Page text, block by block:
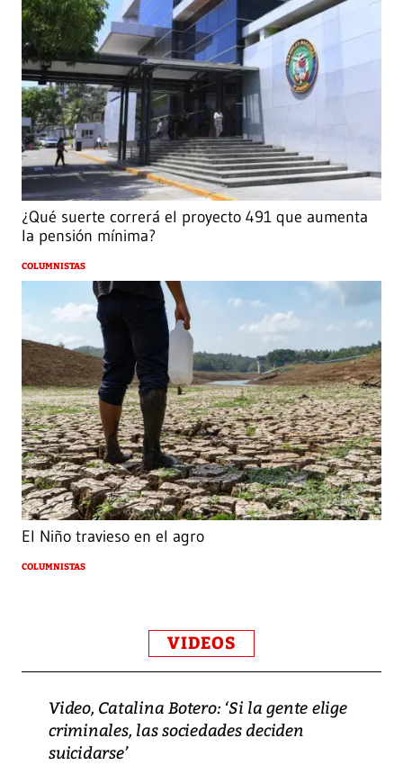
¿Qué suerte correrá el proyecto 491 que aumenta
la pensión mínima?
COLUMNISTAS
El Niño travieso en el agro
COLUMNISTAS
VIDEOS
Video, Catalina Botero: ‘Si la gente elige
criminales, las sociedades deciden
suicidarse’